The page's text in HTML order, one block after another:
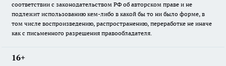
соответствии с законодательством РФ об авторском праве и не
подлежит использованию кем-либо в какой бы то ни было форме, в
том числе воспроизведению, распространению, переработке не иначе
как с письменного разрешения правообладателя.
16+